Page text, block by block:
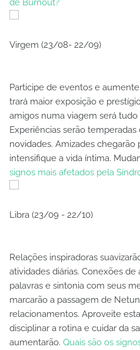
de Burnout?
Virgem (23/08- 22/09)
Participe de eventos e
trará maior exposição e
amigos numa viagem será
Experiências serão
novidades. Amizades chegarão
intensifique a vida íntima.
signos mais afetados pela
Libra (23/09 - 22/10)
Relações inspiradoras
atividades diárias. Conexões
palavras e sintonia com seus
marcarão a passagem de
relacionamentos. Aproveite
disciplinar a rotina e cuidar da
aumentarão. Quais são os